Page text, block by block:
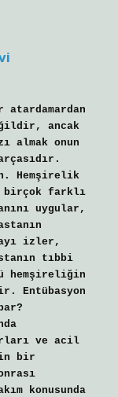
atardamardan
ancak
almak onun
Hemşirelik
birçok farklı
uygular,
izler,
tıbbi
hemşireliğin
Entübasyon
ve acil
bir
konusunda